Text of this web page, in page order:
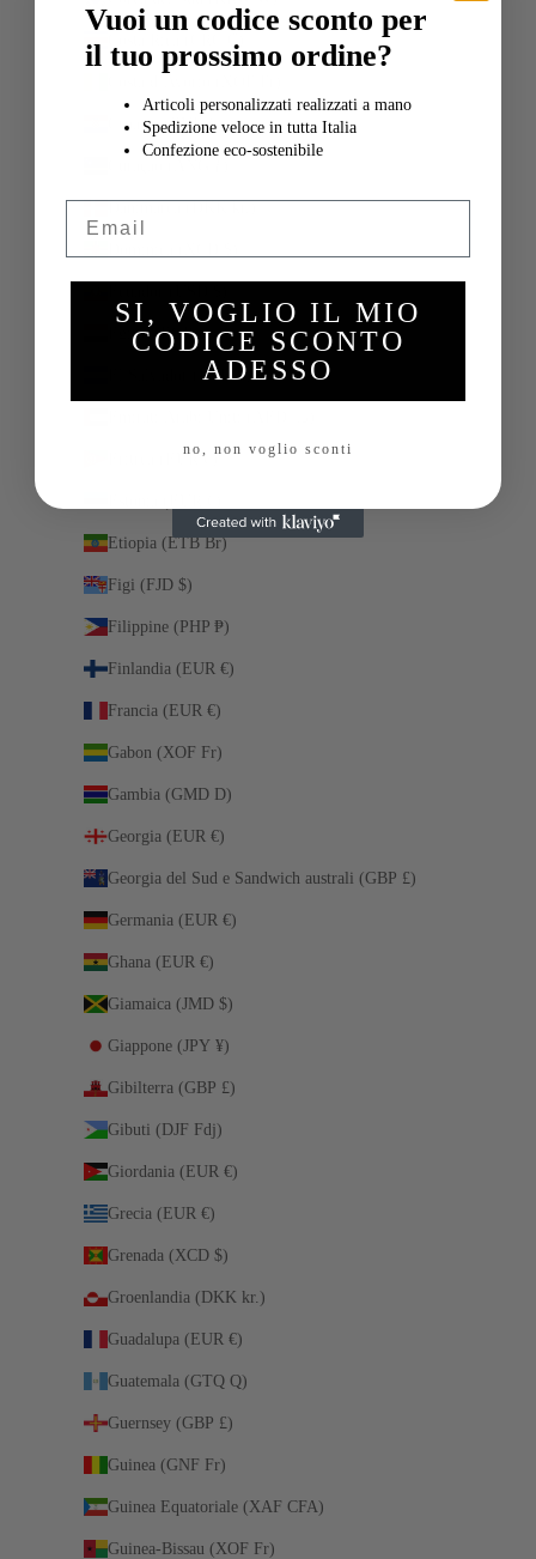
Croazia (EUR €)
Danimarca (DKK kr.)
Egitto (EGP ج.م)
El Salvador (USD $)
Eritrea (EUR €)
Etiopia (ETB Br)
Figi (FJD $)
Filippine (PHP ₱)
Finlandia (EUR €)
Francia (EUR €)
Gabon (XOF Fr)
Gambia (GMD D)
Georgia (EUR €)
Georgia del Sud e Sandwich australi (GBP £)
Germania (EUR €)
Ghana (EUR €)
Giamaica (JMD $)
Giappone (JPY ¥)
Gibilterra (GBP £)
Gibuti (DJF Fdj)
Giordania (EUR €)
Grecia (EUR €)
Grenada (XCD $)
Groenlandia (DKK kr.)
Guadalupa (EUR €)
Guatemala (GTQ Q)
Guernsey (GBP £)
Guinea (GNF Fr)
Guinea Equatoriale (XAF CFA)
Guinea-Bissau (XOF Fr)
Vuoi un codice sconto per
il tuo prossimo ordine?
Articoli personalizzati realizzati a mano
Spedizione veloce in tutta Italia
Confezione eco-sostenibile
SI, VOGLIO IL MIO
CODICE SCONTO
ADESSO
no, non voglio sconti